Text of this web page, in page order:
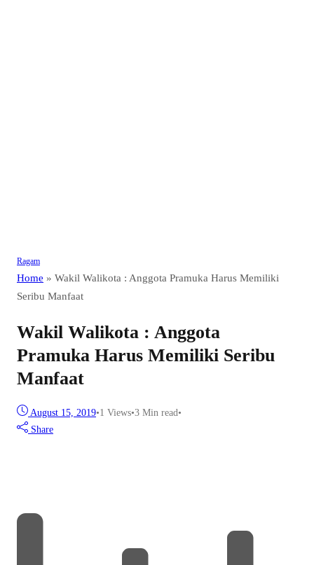
Ragam
Home » Wakil Walikota : Anggota Pramuka Harus Memiliki
Seribu Manfaat
Wakil Walikota : Anggota
Pramuka Harus Memiliki Seribu
Manfaat
August 15, 2019•1 Views•3 Min read•
Share